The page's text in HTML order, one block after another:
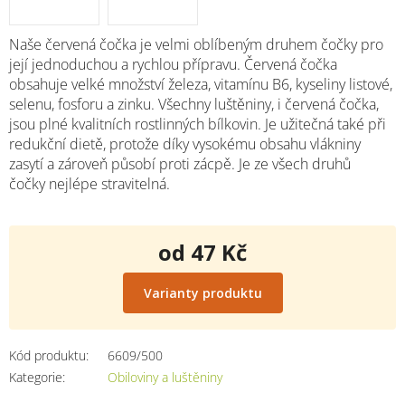
Naše červená čočka je velmi oblíbeným druhem čočky pro
její jednoduchou a rychlou přípravu. Červená čočka
obsahuje velké množství železa, vitamínu B6, kyseliny listové,
selenu, fosforu a zinku. Všechny luštěniny, i červená čočka,
jsou plné kvalitních rostlinných bílkovin. Je užitečná také při
redukční dietě, protože díky vysokému obsahu vlákniny
zasytí a zároveň působí proti zácpě. Je ze všech druhů
čočky nejlépe stravitelná.
Kód produktu:
6609/500
Kategorie: Obiloviny a luštěniny
od 47 Kč
Měrná
cena:
Varianty produktu